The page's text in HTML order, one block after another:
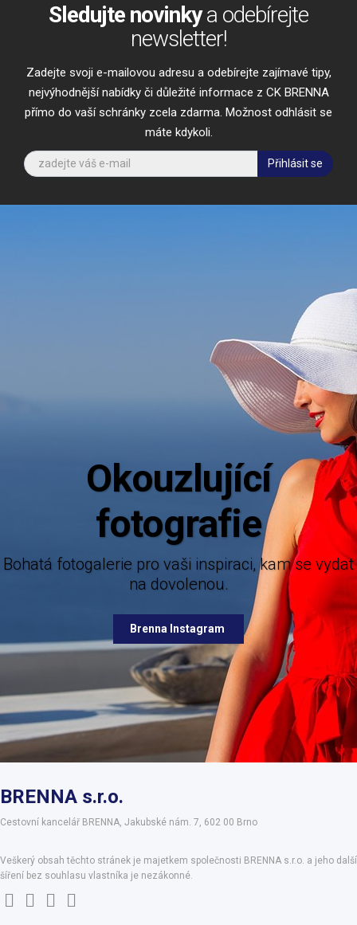
Sledujte novinkya odebírejte
newsletter!
Zadejte svoji e-mailovou adresu a odebírejte zajímavé tipy,
nejvýhodnější nabídky či důležité informace z CK BRENNA
přímo do vaší schránky zcela zdarma. Možnost odhlásit se
máte kdykoli.
Přihlásit se
pro vaši inspiraci, kam se vydat
Brenna Instagram
Aktuální
Mějte dokonalý přehled o novinkách z
nabízených destinací.
Brenna Facebook
BRENNA s.r.o.
Cestovní kancelář BRENNA, Jakubské nám. 7, 602 00 Brno
Veškerý obsah těchto stránek je majetkem společnosti BRENNA s.r.o. a jeho další
šíření bez souhlasu vlastníka je nezákonné.